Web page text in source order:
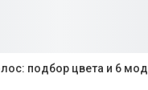
подбор цвета и 6